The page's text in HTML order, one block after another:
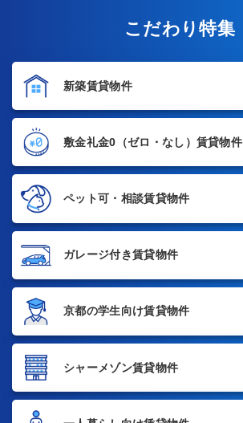
こだわり特集
新築賃貸物件
敷金礼金0 （ゼロ・なし）賃貸物件
ペット可・相談賃貸物件
ガレージ付き賃貸物件
京都の学生向け賃貸物件
シャーメゾン賃貸物件